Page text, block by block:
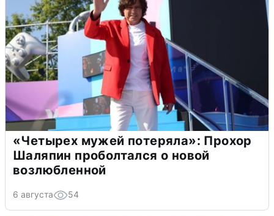
«Четырех мужей потеряла»: Прохор
Шаляпин проболтался о новой
возлюбленной
6 августа 54